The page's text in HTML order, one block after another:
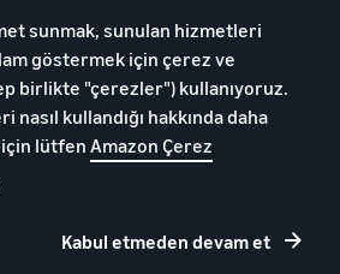
veya bağlı ortaklıklar. Her hakkı saklıdır
sunmak, sunulan hizmetleri
göstermek için çerez ve
birlikte "çerezler") kullanıyoruz.
kullandığı hakkında daha
lütfenAmazon Çerez
Kabul etmeden devam et